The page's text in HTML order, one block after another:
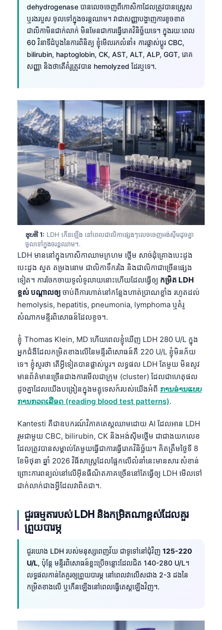
dehydrogenase បានលេចចេញពីកោសិកាដែលត្រូវបានស្ត្រេស
ឬរងរបួស ចូលទៅក្នុងចរន្តឈាម។ វាជាសញ្ញាបង្ហាញការខូចខាត
ជាលិកាមិនជាក់លាក់ មិនមែនជាការធ្វើរោគវិនិច្ឆ័យទេ។ ក្នុងរយៈពេល
60 វិនាទីដំបូងនៃការពិនិត្យ ខ្ញុំមើលរកលំនាំ៖ ការផ្លាស់ប្តូរ CBC,
bilirubin, haptoglobin, CK, AST, ALT, ALP, GGT, រោគ
សញ្ញា និងថាតើគំរូត្រូវបាន hemolyzed ដែរឬទេ។.
ຮູບທີ 1: LDH កើនឡើង នៅពេលជាលិកាផ្សេងៗលេចចេញអង់ស៊ីមដូចគ្នា
ចូលទៅក្នុងចរន្តឈាម។.
LDH មាននៅក្នុងកោសិកាឈាមក្រហម ថ្លើម សាច់ដុំគ្រោងបេះដូង
បេះដូង សួត តម្រងនោម ជាលិកាទឹករងៃ និងជាលិកាជាច្រើនផ្សេង
ទៀត។ ការចែកចាយទូលំទូលាយនោះហើយដែលធ្វើឲ្យ កម្រិត LDH
ខ្ពស់ បណ្តាលឲ្យ ចាប់ពីការហាត់នៅកន្លែងហាត់ប្រាណខ្លាំង រហូតដល់
hemolysis, hepatitis, pneumonia, lymphoma ឬគំរូ
សំណាកមន្ទីរពិសោធន៍ដែលខូច។.
ខ្ញុំ Thomas Klein, MD ហើយពេលខ្ញុំឃើញ LDH 280 U/L ក្នុង
អ្នកជំងឺដែលកម្រិតខាងលើនៃមន្ទីរពិសោធន៍គឺ 220 U/L ខ្ញុំមិនភ័យ
ទេ។ ខ្ញុំសួរថា តើអ្វីទៀតបានផ្លាស់ប្តូរ។ លទ្ធផល LDH តែមួយ មិនសូវ
មានព័ត៌មានច្រើនជាងការមើលជាក្រុម (cluster) ដែលជាហេតុផល
ដូចគ្នាដែលយើងបង្រៀនក្នុងមគ្គុទេសក៍របស់យើងអំពី ການອ່ານແບບ
ການກວດເລືອດ (reading blood test patterns).
Kantesti គឺជាឧបករណ៍វិភាគតេស្តឈាមដោយ AI ដែលអាន LDH
រួមជាមួយ CBC, bilirubin, CK និងអង់ស៊ីមថ្លើម ជាជាងយកលេខ
ដែលត្រូវបានសម្គាល់តែមួយធ្វើជាការធ្វើរោគវិនិច្ឆ័យ។ គិតត្រឹមថ្ងៃទី 8
ខែមិថុនា ឆ្នាំ 2026 វិធីសាស្ត្រដែលផ្អែកលើលំនាំនេះមានសារៈសំខាន់
ព្រោះការពន្យល់នៅលើអ៊ីនធឺណិតភាគច្រើននៅតែធ្វើឲ្យ LDH មើលទៅ
ជាក់លាក់ជាងអ្វីដែលវាពិតជា។.
ជួរធម្មតារបស់ LDH និងកម្រិតណាខ្ពស់ដែលគួរ
ព្រួយបារម្ភ
ជួរយោង LDH របស់មនុស្សពេញវ័យ ជាទូទៅនៅជុំវិញ 125-220
U/L, ប៉ុន្តែ មន្ទីរពិសោធន៍ខ្លះប្រើចន្លោះដែលជិត 140-280 U/L។
លទ្ធផលកាន់តែគួរឲ្យព្រួយបារម្ភ នៅពេលវាលើសជាង 2-3 ដងនៃ
កម្រិតខាងលើ ឬកើនឡើងនៅពេលធ្វើតេស្តឡើងវិញ។.